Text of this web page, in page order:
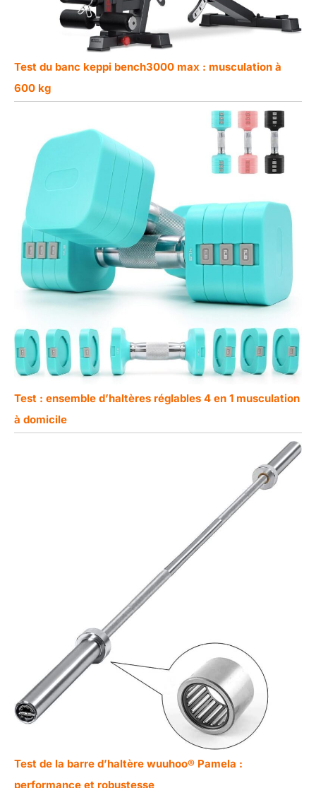
Test du banc keppi bench3000 max : musculation à
600 kg
Test : ensemble d’haltères réglables 4 en 1 musculation
à domicile
Test de la barre d’haltère wuuhoo® Pamela :
performance et robustesse